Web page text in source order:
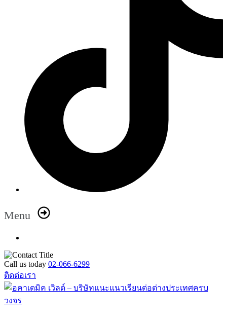
Menu
Call us today 02-066-6299
ติดต่อเรา